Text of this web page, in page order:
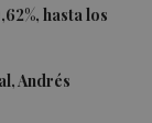
hasta los
Andrés